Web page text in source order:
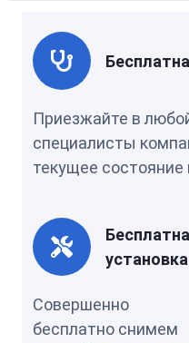
Приезжайте в
специалисты
текущее
установка
Совершенно
бесплатно снимем